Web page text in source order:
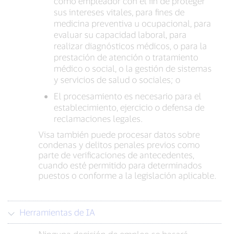
sus intereses vitales, para fines de
medicina preventiva u ocupacional, para
evaluar su capacidad laboral, para
realizar diagnósticos médicos, o para la
prestación de atención o tratamiento
médico o social, o la gestión de sistemas
y servicios de salud o sociales; o
El procesamiento es necesario para el
establecimiento, ejercicio o defensa de
reclamaciones legales.
Visa también puede procesar datos sobre
condenas y delitos penales previos como
parte de verificaciones de antecedentes,
cuando esté permitido para determinados
puestos o conforme a la legislación aplicable.
Herramientas de IA